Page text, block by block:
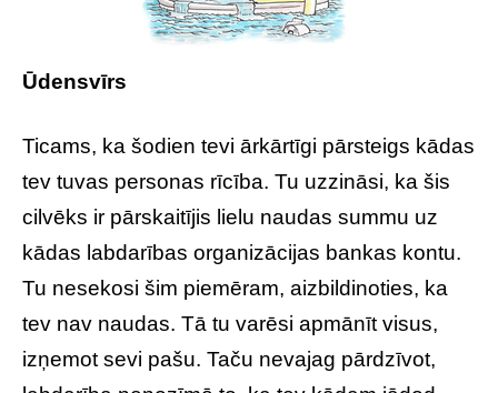
Ūdensvīrs
Ticams, ka šodien tevi ārkārtīgi pārsteigs kādas
tev tuvas personas rīcība. Tu uzzināsi, ka šis
cilvēks ir pārskaitījis lielu naudas summu uz
kādas labdarības organizācijas bankas kontu.
Tu nesekosi šim piemēram, aizbildinoties, ka
tev nav naudas. Tā tu varēsi apmānīt visus,
izņemot sevi pašu. Taču nevajag pārdzīvot,